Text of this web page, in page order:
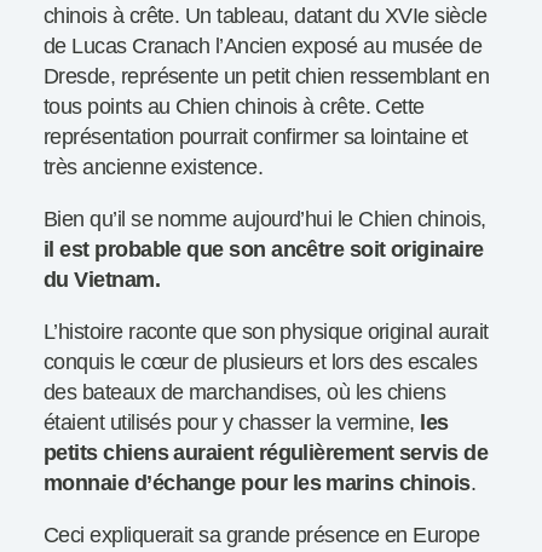
chinois à crête. Un tableau, datant du XVIe siècle
de Lucas Cranach l’Ancien exposé au musée de
Dresde, représente un petit chien ressemblant en
tous points au Chien chinois à crête. Cette
représentation pourrait confirmer sa lointaine et
très ancienne existence.
Bien qu’il se nomme aujourd’hui le Chien chinois,
il est probable que son ancêtre soit originaire
du Vietnam.
L’histoire raconte que son physique original aurait
conquis le cœur de plusieurs et lors des escales
des bateaux de marchandises, où les chiens
étaient utilisés pour y chasser la vermine, les
petits chiens auraient régulièrement servis de
monnaie d’échange pour les marins chinois.
Ceci expliquerait sa grande présence en Europe